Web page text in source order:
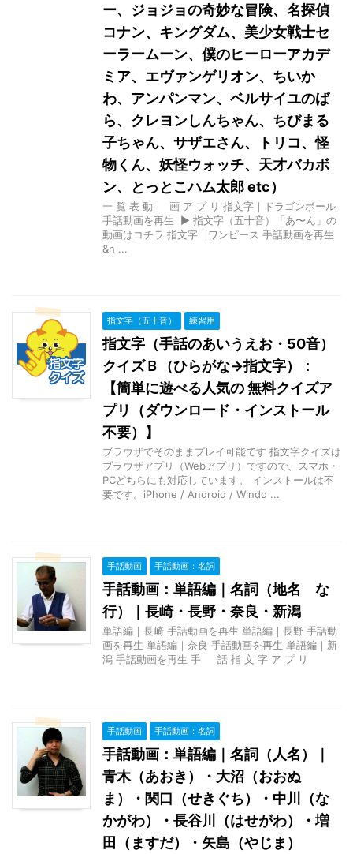
ー、ジョジョの奇妙な冒険、名探偵
コナン、キングダム、美少女戦士セ
ーラームーン、僕のヒーローアカデ
ミア、エヴァンゲリオン、ちいか
わ、アンパンマン、ベルサイユのば
ら、クレヨンしんちゃん、ちびまる
子ちゃん、サザエさん、トリコ、怪
物くん、妖怪ウォッチ、天才バカボ
ン、とっとこハム太郎 etc）
一 覧 表 動 画 ア プ リ 指文字｜ドラゴンボール
手話動画を再生 ▶ 指文字（五十音）「あ〜ん」の
動画はコチラ 指文字｜ワンピース 手話動画を再生
&n ...
指文字（五十音） 練習用
指文字（手話のあいうえお・50音）
クイズＢ（ひらがな→指文字）：
【簡単に遊べる人気の 無料クイズア
プリ（ダウンロード・インストール
不要）】
ブラウザでそのままプレイ可能です 指文字クイズは
ブラウザアプリ（Webアプリ）ですので、スマホ・
PCどちらにも対応しています。 インストールは不
要です。iPhone / Android / Windo ...
手話動画 手話動画：名詞
手話動画：単語編｜名詞（地名 な
行）｜長崎・長野・奈良・新潟
単語編｜長崎 手話動画を再生 単語編｜長野 手話動
画を再生 単語編｜奈良 手話動画を再生 単語編｜新
潟 手話動画を再生 手 話 指 文 字 ア プ リ
手話動画 手話動画：名詞
手話動画：単語編｜名詞（人名）｜
青木（あおき）・大沼（おおぬ
ま）・関口（せきぐち）・中川（な
かがわ）・長谷川（はせがわ）・増
田（ますだ）・矢島（やじま）